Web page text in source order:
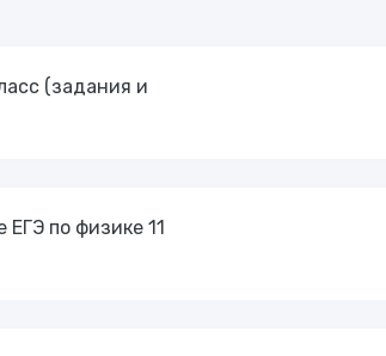
(задания и
по физике 11